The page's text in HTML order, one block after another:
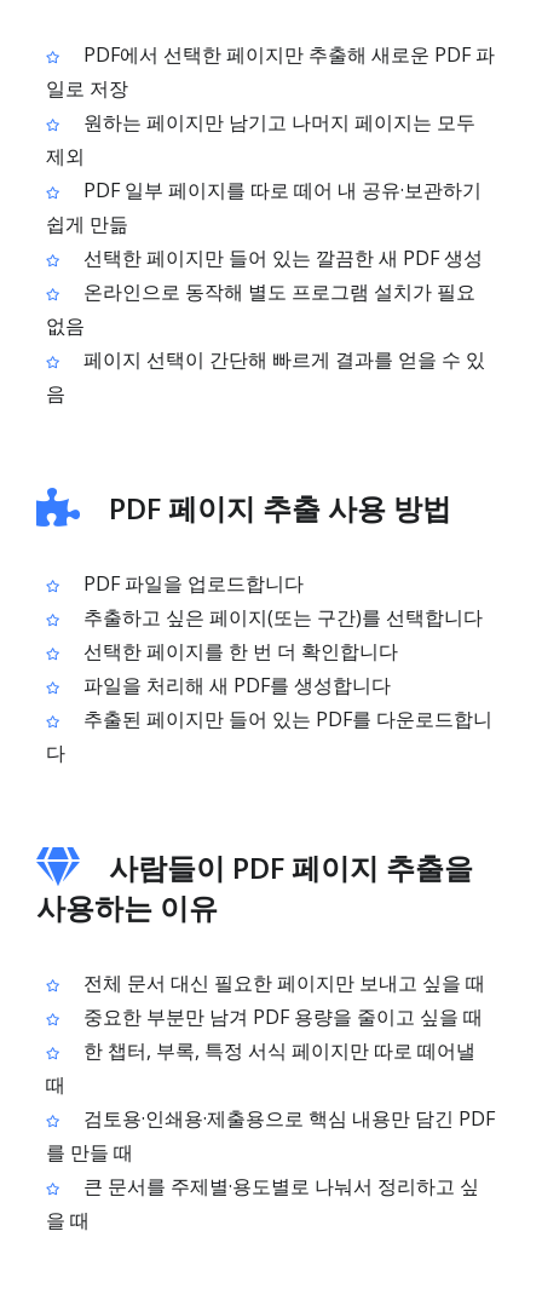
PDF에서 선택한 페이지만 추출해 새로운 PDF 파
일로 저장
원하는 페이지만 남기고 나머지 페이지는 모두
제외
PDF 일부 페이지를 따로 떼어 내 공유·보관하기
쉽게 만듦
선택한 페이지만 들어 있는 깔끔한 새 PDF 생성
온라인으로 동작해 별도 프로그램 설치가 필요
없음
페이지 선택이 간단해 빠르게 결과를 얻을 수 있
음
PDF 페이지 추출 사용 방법
PDF 파일을 업로드합니다
추출하고 싶은 페이지(또는 구간)를 선택합니다
선택한 페이지를 한 번 더 확인합니다
파일을 처리해 새 PDF를 생성합니다
추출된 페이지만 들어 있는 PDF를 다운로드합니
다
사람들이 PDF 페이지 추출을
사용하는 이유
전체 문서 대신 필요한 페이지만 보내고 싶을 때
중요한 부분만 남겨 PDF 용량을 줄이고 싶을 때
한 챕터, 부록, 특정 서식 페이지만 따로 떼어낼
때
검토용·인쇄용·제출용으로 핵심 내용만 담긴 PDF
를 만들 때
큰 문서를 주제별·용도별로 나눠서 정리하고 싶
을 때